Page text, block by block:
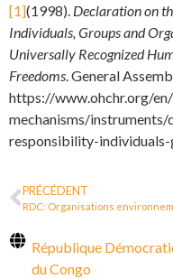
[1](1998). Declaration on
Individuals, Groups and
Universally Recognized
Freedoms. General
https://www.ohchr.org/
mechanisms/
responsibility-
PRÉCÉDENT
République
du Congo